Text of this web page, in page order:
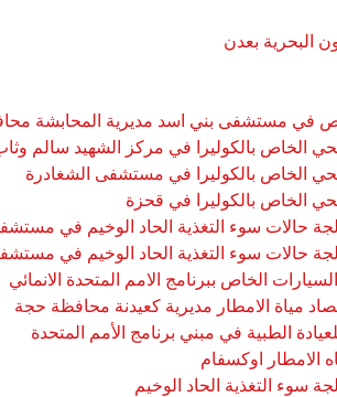
البحرية بعدن
في مستشفى بني اسد مديرية المحابشة
الخاص بالكوليرا في مركز الشهيد سالم
الخاص بالكوليرا في مستشفى الشغادرة
الخاص بالكوليرا في قحزة
حالات سوء التغذية الحاد الوخيم في
حالات سوء التغذية الحاد الوخيم في
الخاص ببرنامج الامم المتحدة الانمائي
الطبية في مبني برنامج الأمم المتحدة
الامطار اوكسفام
سوء التغذية الحاد الوخيم